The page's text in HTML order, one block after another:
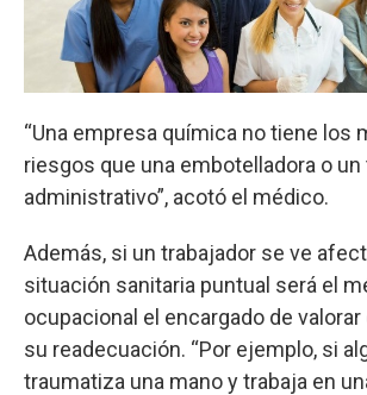
“Una empresa química no tiene los
riesgos que una embotelladora o un
administrativo”, acotó el médico.
Además, si un trabajador se ve
situación sanitaria puntual será el
ocupacional el encargado de
su readecuación. “Por ejemplo, si
traumatiza una mano y trabaja en